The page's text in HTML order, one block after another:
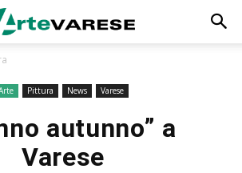
Pittura News Varese
autunno” a
Varese